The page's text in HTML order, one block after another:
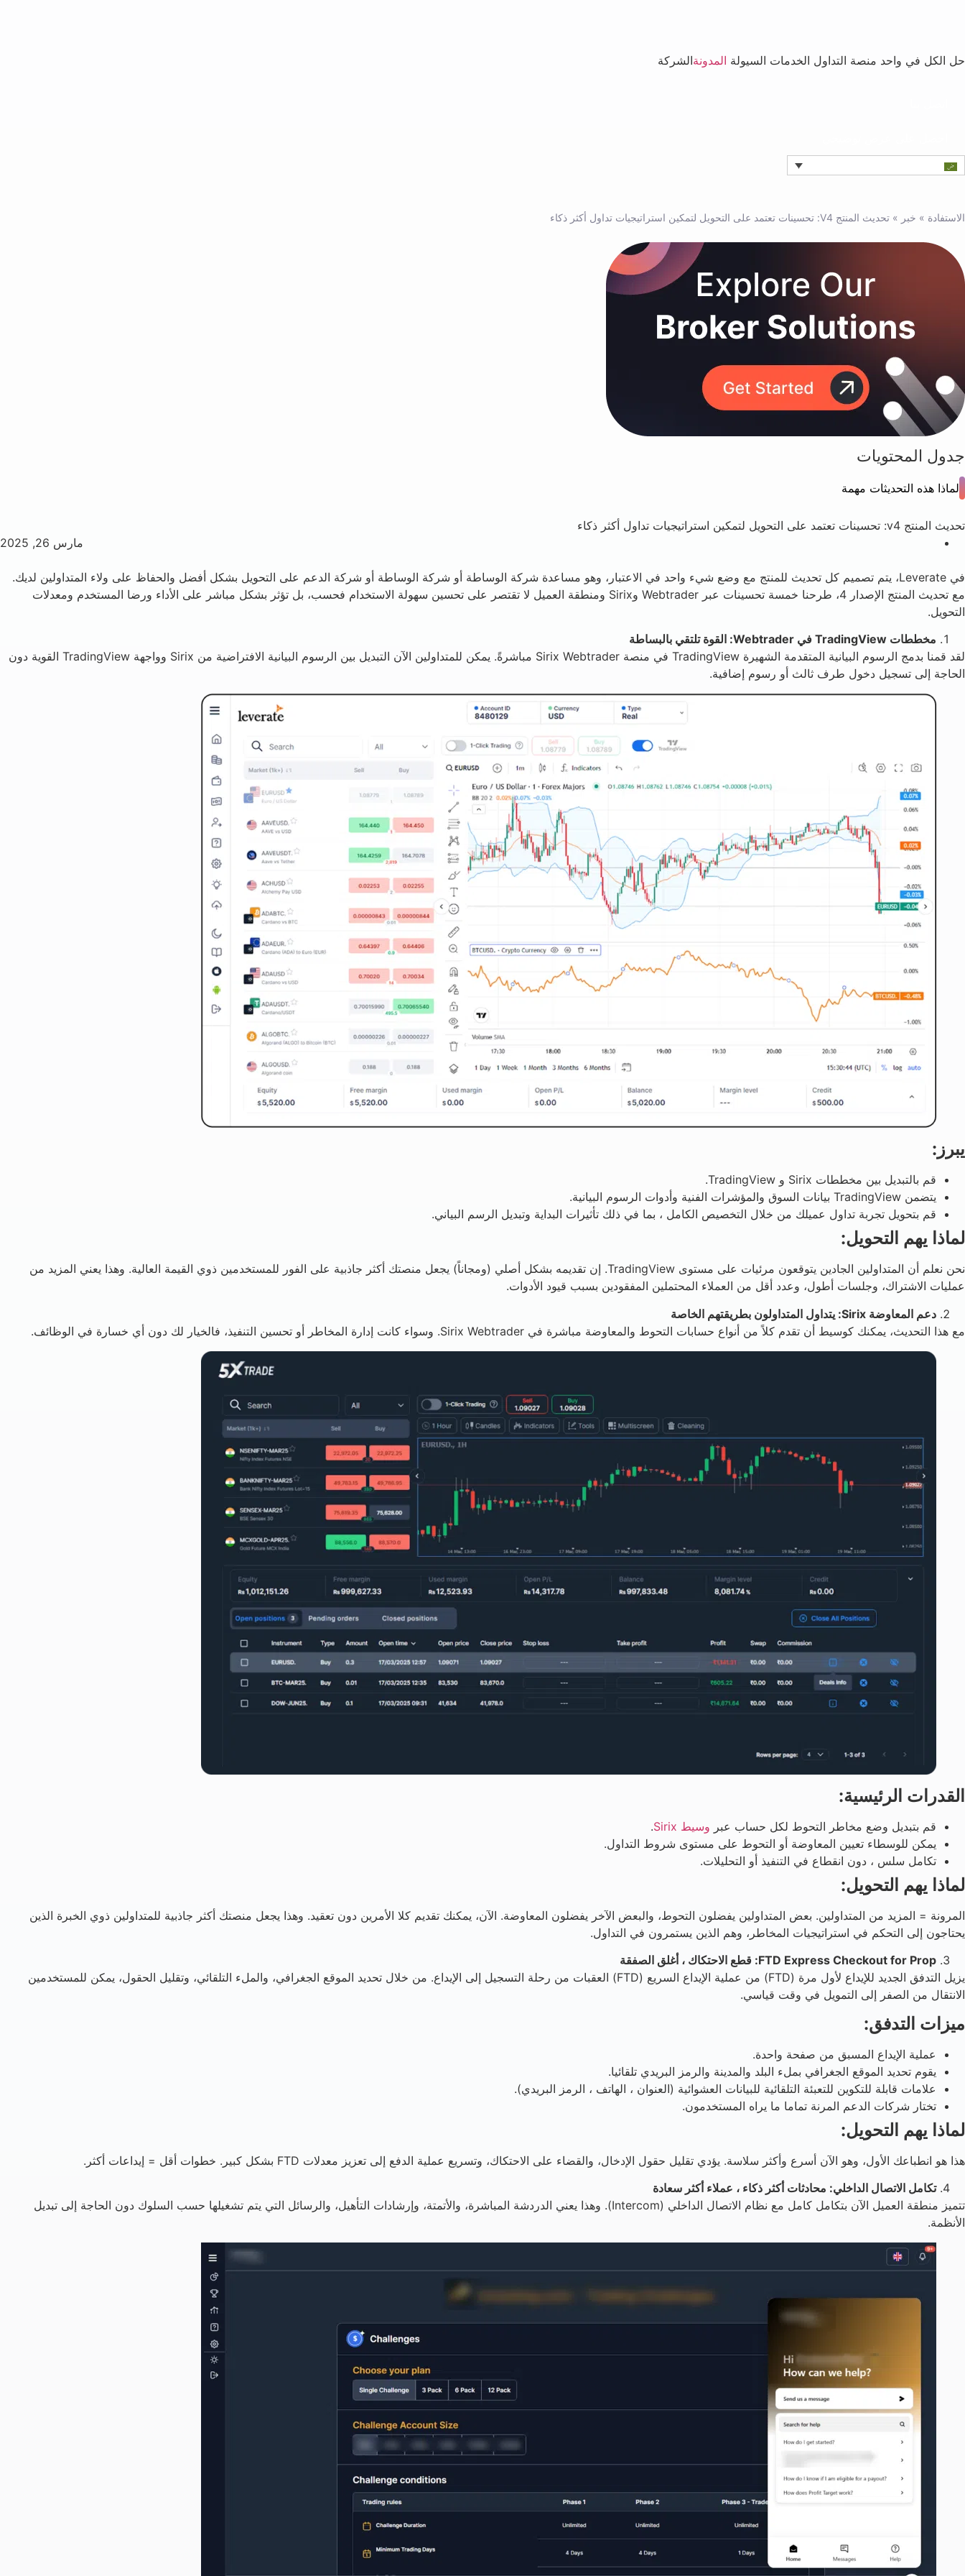
حل الكل في واحد منصة التداول الخدمات السيولة المدونةالشركة
الاستفادة » خبر » تحديث المنتج V4: تحسينات تعتمد على التحويل لتمكين استراتيجيات تداول أكثر ذكاء
جدول المحتويات
لماذا هذه التحديثات مهمة
تحديث المنتج v4: تحسينات تعتمد على التحويل لتمكين استراتيجيات تداول أكثر ذكاء
مارس 26, 2025
في Leverate، يتم تصميم كل تحديث للمنتج مع وضع شيء واحد في الاعتبار، وهو مساعدة شركة الوساطة أو شركة الوساطة أو شركة الدعم على التحويل بشكل أفضل والحفاظ على ولاء المتداولين لديك.
مع تحديث المنتج الإصدار 4، طرحنا خمسة تحسينات عبر Webtrader وSirix ومنطقة العميل لا تقتصر على تحسين سهولة الاستخدام فحسب، بل تؤثر بشكل مباشر على الأداء ورضا المستخدم ومعدلات
التحويل.
مخططات TradingView في Webtrader: القوة تلتقي بالبساطة
لقد قمنا بدمج الرسوم البيانية المتقدمة الشهيرة TradingView في منصة Sirix Webtrader مباشرةً. يمكن للمتداولين الآن التبديل بين الرسوم البيانية الافتراضية من Sirix وواجهة TradingView القوية دون
الحاجة إلى تسجيل دخول طرف ثالث أو رسوم إضافية.
يبرز:
قم بالتبديل بين مخططات Sirix و TradingView.
يتضمن TradingView بيانات السوق والمؤشرات الفنية وأدوات الرسوم البيانية.
قم بتحويل تجربة تداول عميلك من خلال التخصيص الكامل ، بما في ذلك تأثيرات البداية وتبديل الرسم البياني.
لماذا يهم التحويل:
نحن نعلم أن المتداولين الجادين يتوقعون مرئيات على مستوى TradingView. إن تقديمه بشكل أصلي (ومجاناً) يجعل منصتك أكثر جاذبية على الفور للمستخدمين ذوي القيمة العالية. وهذا يعني المزيد من
عمليات الاشتراك، وجلسات أطول، وعدد أقل من العملاء المحتملين المفقودين بسبب قيود الأدوات.
دعم المعاوضة Sirix: يتداول المتداولون بطريقتهم الخاصة
مع هذا التحديث، يمكنك كوسيط أن تقدم كلاً من أنواع حسابات التحوط والمعاوضة مباشرة في Sirix Webtrader. وسواء كانت إدارة المخاطر أو تحسين التنفيذ، فالخيار لك دون أي خسارة في الوظائف.
القدرات الرئيسية:
قم بتبديل وضع مخاطر التحوط لكل حساب عبر وسيط Sirix
.
يمكن للوسطاء تعيين المعاوضة أو التحوط على مستوى شروط التداول.
تكامل سلس ، دون انقطاع في التنفيذ أو التحليلات.
لماذا يهم التحويل:
المرونة = المزيد من المتداولين. بعض المتداولين يفضلون التحوط، والبعض الآخر يفضلون المعاوضة. الآن، يمكنك تقديم كلا الأمرين دون تعقيد. وهذا يجعل منصتك أكثر جاذبية للمتداولين ذوي الخبرة الذين
يحتاجون إلى التحكم في استراتيجيات المخاطر، وهم الذين يستمرون في التداول.
FTD Express Checkout for Prop: قطع الاحتكاك ، أغلق الصفقة
يزيل التدفق الجديد للإيداع لأول مرة (FTD) من عملية الإيداع السريع (FTD) العقبات من رحلة التسجيل إلى الإيداع. من خلال تحديد الموقع الجغرافي، والملء التلقائي، وتقليل الحقول، يمكن للمستخدمين
الانتقال من الصفر إلى التمويل في وقت قياسي.
ميزات التدفق:
عملية الإيداع المسبق من صفحة واحدة.
يقوم تحديد الموقع الجغرافي بملء البلد والمدينة والرمز البريدي تلقائيا.
علامات قابلة للتكوين للتعبئة التلقائية للبيانات العشوائية (العنوان ، الهاتف ، الرمز البريدي).
تختار شركات الدعم المرنة تماما ما يراه المستخدمون.
لماذا يهم التحويل:
هذا هو انطباعك الأول، وهو الآن أسرع وأكثر سلاسة. يؤدي تقليل حقول الإدخال، والقضاء على الاحتكاك، وتسريع عملية الدفع إلى تعزيز معدلات FTD بشكل كبير. خطوات أقل = إيداعات أكثر.
تكامل الاتصال الداخلي: محادثات أكثر ذكاء ، عملاء أكثر سعادة
تتميز منطقة العميل الآن بتكامل كامل مع نظام الاتصال الداخلي (Intercom). وهذا يعني الدردشة المباشرة، والأتمتة، وإرشادات التأهيل، والرسائل التي يتم تشغيلها حسب السلوك دون الحاجة إلى تبديل
الأنظمة.